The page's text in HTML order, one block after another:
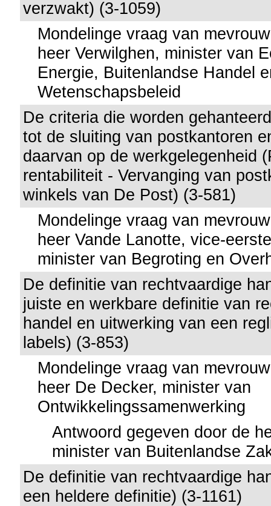
verzwakt) (3-1059)
Mondelinge vraag van
heer Verwilghen, minister van
Energie, Buitenlandse Handel
Wetenschapsbeleid
De criteria die worden
tot de sluiting van postkantoren
daarvan op de werkgelegenheid
rentabiliteit - Vervanging van
winkels van De Post) (3-581)
Mondelinge vraag van
heer Vande Lanotte, vice-
minister van Begroting en
De definitie van rechtvaardige
juiste en werkbare definitie van
handel en uitwerking van een
labels) (3-853)
Mondelinge vraag van
heer De Decker, minister van
Ontwikkelingssamenwerking
Antwoord gegeven door de
minister van Buitenlandse
De definitie van rechtvaardige
een heldere definitie) (3-1161)